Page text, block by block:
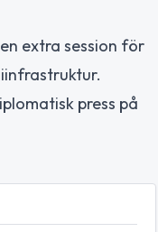
extra session för
press på